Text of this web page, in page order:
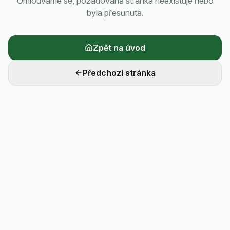
byla přesunuta.
Zpět na úvod
Předchozí stránka